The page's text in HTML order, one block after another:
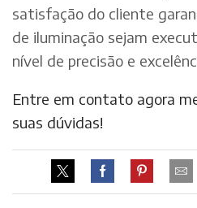
satisfação do cliente
de iluminação sejam
nível de precisão e
Entre em contato agora
suas dúvidas!